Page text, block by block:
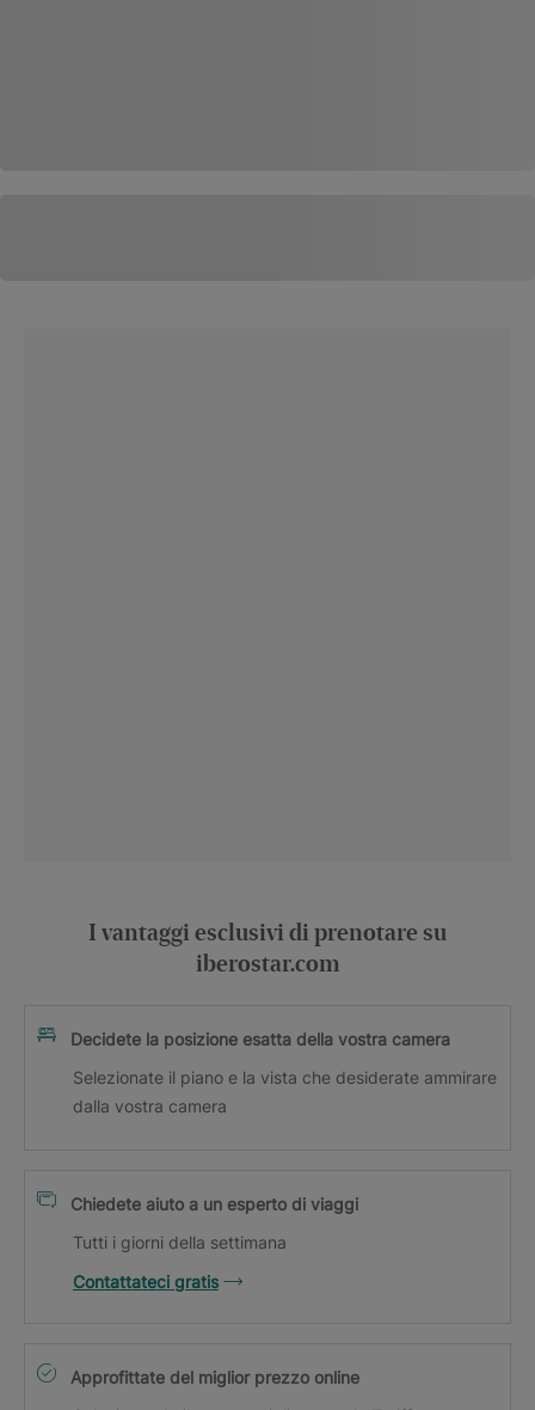
I vantaggi esclusivi di prenotare su
iberostar.com
Decidete la posizione esatta della vostra camera
Selezionate il piano e la vista che desiderate ammirare
dalla vostra camera
Chiedete aiuto a un esperto di viaggi
Tutti i giorni della settimana
Contattateci gratis
Approfittate del miglior prezzo online